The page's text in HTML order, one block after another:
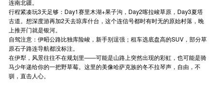
连南北疆。
行程紧凑玩3天足够：Day1赛里木湖+果子沟，Day2喀拉峻草原，Day3夏塔
古道。想深度游再加2天去琼库什台，这个连信号都时有时无的原始村落，晚
上推开门就是银河。
自驾注意：伊昭公路比独库险峻，新手别逞强；租车选底盘高的SUV，部分草
原石子路连导航都没标注。
在伊犁，风景往往不在规划里——可能是山路上突然出现的彩虹，也可能是骑
马少年递给你的一把野草莓。这里的美像哈萨克族的冬不拉琴声，自由，不
驯，直击人心。